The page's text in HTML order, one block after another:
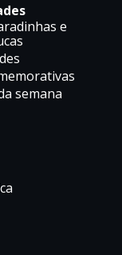
e
semana